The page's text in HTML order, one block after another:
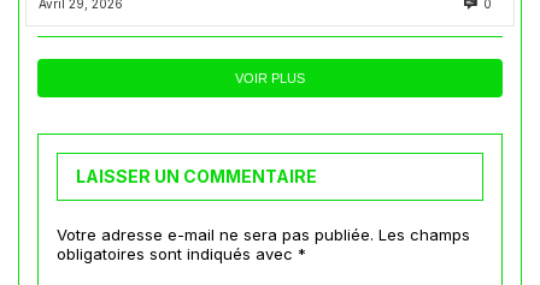
Avril 29, 2026 0
VOIR PLUS
LAISSER UN COMMENTAIRE
Votre adresse e-mail ne sera pas publiée. Les champs
obligatoires sont indiqués avec *